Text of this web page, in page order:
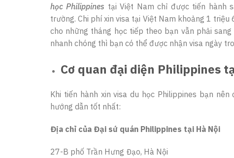
học Philippines tại Việt Nam chỉ được tiến hành
trường. Chi phí xin visa tại Việt Nam khoảng 1
cho những tháng học tiếp theo bạn vẫn phải
nhanh chóng thì bạn có thể được nhận visa ngày
Cơ quan đại diện Philippines
Khi tiến hành xin visa du học Philippines bạn
hướng dẫn tốt nhất:
Địa chỉ của Đại sứ quán Philippines tại Hà Nội
27-B phố Trần Hưng Đạo, Hà Nội